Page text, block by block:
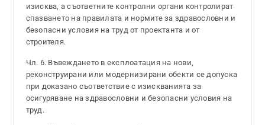
изисква, а съответните контролни органи контролират
спазването на правилата и нормите за здравословни и
безопасни условия на труд от проектанта и от
строителя.
Чл. 6. Въвеждането в експлоатация на нови,
реконструирани или модернизирани обекти се допуска
при доказано съответствие с изискванията за
осигуряване на здравословни и безопасни условия на
труд.